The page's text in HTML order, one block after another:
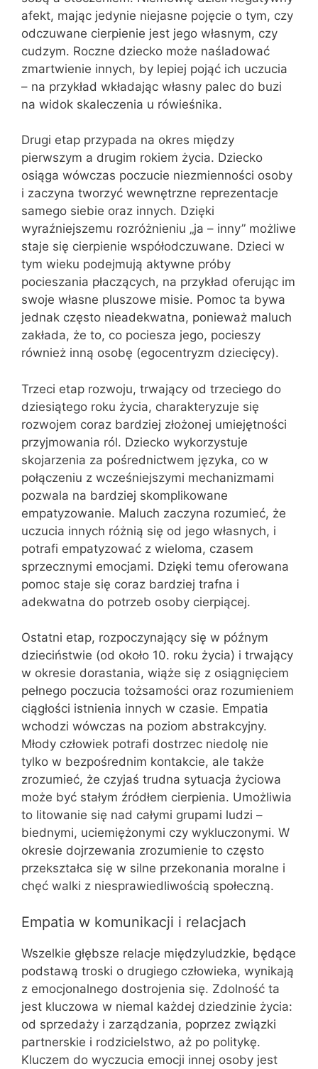
afekt, mając jedynie niejasne pojęcie o tym, czy
odczuwane cierpienie jest jego własnym, czy
cudzym. Roczne dziecko może naśladować
zmartwienie innych, by lepiej pojąć ich uczucia
– na przykład wkładając własny palec do buzi
na widok skaleczenia u rówieśnika.
Drugi etap przypada na okres między
pierwszym a drugim rokiem życia. Dziecko
osiąga wówczas poczucie niezmienności osoby
i zaczyna tworzyć wewnętrzne reprezentacje
samego siebie oraz innych. Dzięki
wyraźniejszemu rozróżnieniu „ja – inny” możliwe
staje się cierpienie współodczuwane. Dzieci w
tym wieku podejmują aktywne próby
pocieszania płaczących, na przykład oferując im
swoje własne pluszowe misie. Pomoc ta bywa
jednak często nieadekwatna, ponieważ maluch
zakłada, że to, co pociesza jego, pocieszy
również inną osobę (egocentryzm dziecięcy).
Trzeci etap rozwoju, trwający od trzeciego do
dziesiątego roku życia, charakteryzuje się
rozwojem coraz bardziej złożonej umiejętności
przyjmowania ról. Dziecko wykorzystuje
skojarzenia za pośrednictwem języka, co w
połączeniu z wcześniejszymi mechanizmami
pozwala na bardziej skomplikowane
empatyzowanie. Maluch zaczyna rozumieć, że
uczucia innych różnią się od jego własnych, i
potrafi empatyzować z wieloma, czasem
sprzecznymi emocjami. Dzięki temu oferowana
pomoc staje się coraz bardziej trafna i
adekwatna do potrzeb osoby cierpiącej.
Ostatni etap, rozpoczynający się w późnym
dzieciństwie (od około 10. roku życia) i trwający
w okresie dorastania, wiąże się z osiągnięciem
pełnego poczucia tożsamości oraz rozumieniem
ciągłości istnienia innych w czasie. Empatia
wchodzi wówczas na poziom abstrakcyjny.
Młody człowiek potrafi dostrzec niedolę nie
tylko w bezpośrednim kontakcie, ale także
zrozumieć, że czyjaś trudna sytuacja życiowa
może być stałym źródłem cierpienia. Umożliwia
to litowanie się nad całymi grupami ludzi –
biednymi, uciemiężonymi czy wykluczonymi. W
okresie dojrzewania zrozumienie to często
przekształca się w silne przekonania moralne i
chęć walki z niesprawiedliwością społeczną.
Empatia w komunikacji i relacjach
Wszelkie głębsze relacje międzyludzkie, będące
podstawą troski o drugiego człowieka, wynikają
z emocjonalnego dostrojenia się. Zdolność ta
jest kluczowa w niemal każdej dziedzinie życia:
od sprzedaży i zarządzania, poprzez związki
partnerskie i rodzicielstwo, aż po politykę.
Kluczem do wyczucia emocji innej osoby jest